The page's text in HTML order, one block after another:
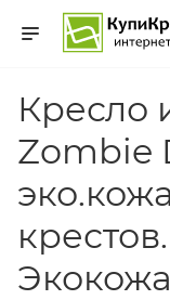
Кресло
Zombie
Экокожа